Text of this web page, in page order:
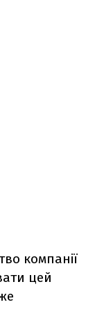
компанії
цей